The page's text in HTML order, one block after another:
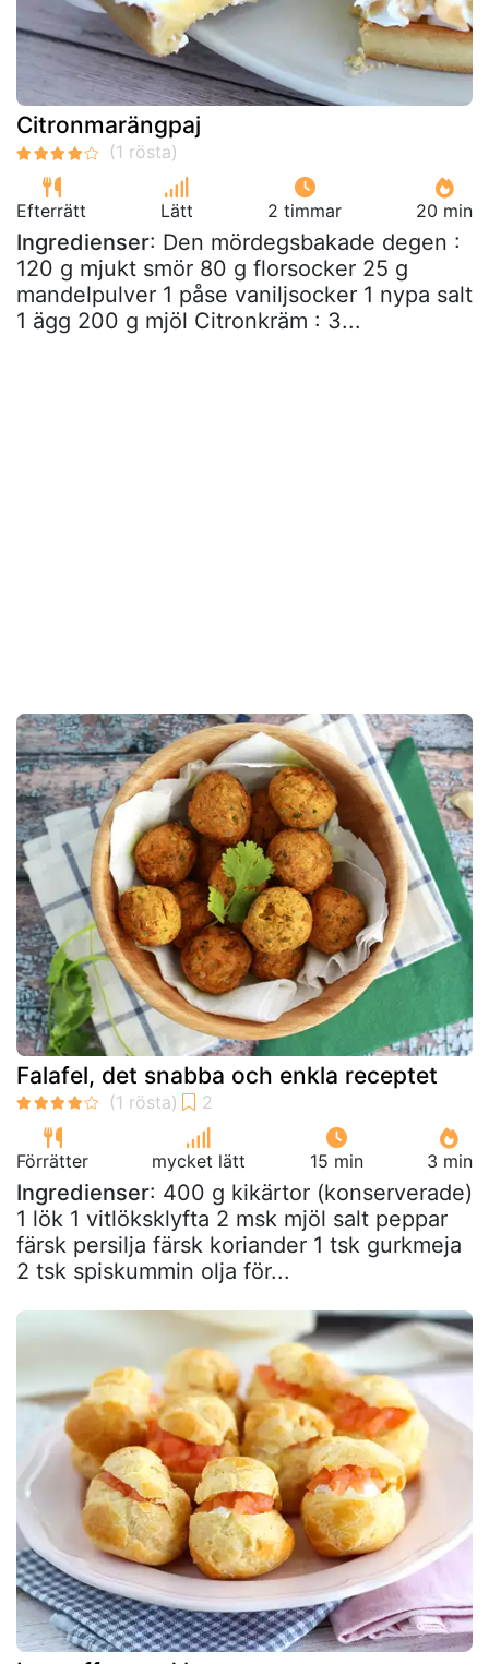
Citronmarängpaj
Efterrätt Lätt 2 timmar 20 min
Ingredienser: Den mördegsbakade degen :
120 g mjukt smör 80 g florsocker 25 g
mandelpulver 1 påse vaniljsocker 1 nypa salt
1 ägg 200 g mjöl Citronkräm : 3...
Falafel, det snabba och enkla receptet
Förrätter mycket lätt 15 min 3 min
Ingredienser: 400 g kikärtor (konserverade)
1 lök 1 vitlöksklyfta 2 msk mjöl salt peppar
färsk persilja färsk koriander 1 tsk gurkmeja
2 tsk spiskummin olja för...